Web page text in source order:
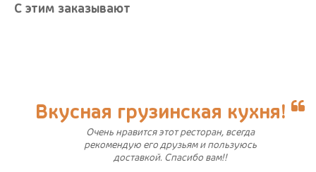
С этим заказывают
Вкусная грузинская кухня!
Очень нравится этот ресторан, всегда
рекомендую его друзьям и пользуюсь
доставкой. Спасибо вам!!